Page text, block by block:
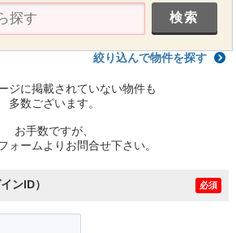
絞り込んで物件を探す
ジに掲載されていない物件も
多数ございます。
お手数ですが、
ォームよりお問合せ下さい。
ンID） 必須